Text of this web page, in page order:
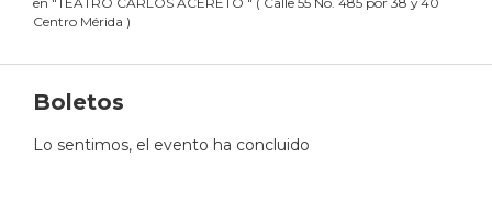
Centro Mérida )
Boletos
Lo sentimos, el evento ha concluido